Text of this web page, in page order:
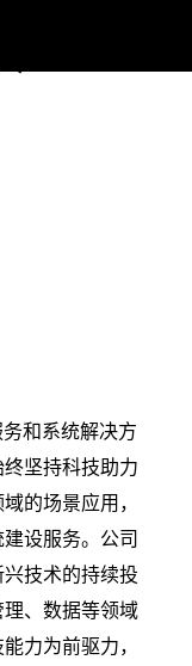
和系统解决方
坚持科技助力
的场景应用，
设服务。公司
技术的持续投
、数据等领域
力为前驱力，